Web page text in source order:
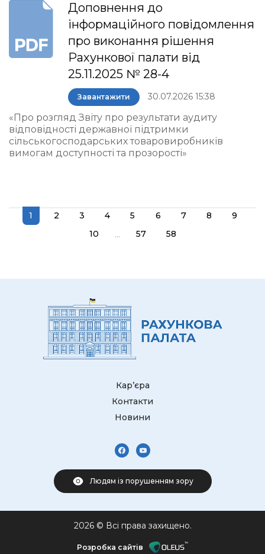
Доповнення до
інформаційного повідомлення
про виконання рішення
Рахункової палати від
25.11.2025 № 28-4
Завантажити 30.07.2026 15:38
«Про розгляд Звіту про результати аудиту
відповідності державної підтримки
сільськогосподарських товаровиробників
вимогам доступності та прозорості»
1 2 3 4 5 6 7 8
9
10
... 57 58
Кар’єра
Контакти
Новини
Людям із порушенням зору
2026 © Всі права захищено.
Розробка сайтів